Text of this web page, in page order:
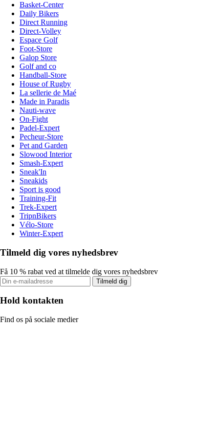
Basket-Center
Daily Bikers
Direct Running
Direct-Volley
Espace Golf
Foot-Store
Galop Store
Golf and co
Handball-Store
House of Rugby
La sellerie de Maé
Made in Paradis
Nauti-wave
On-Fight
Padel-Expert
Pecheur-Store
Pet and Garden
Slowood Interior
Smash-Expert
Sneak'In
Sneakids
Sport is good
Training-Fit
Trek-Expert
TripnBikers
Vélo-Store
Winter-Expert
Tilmeld dig vores nyhedsbrev
Få 10 % rabat ved at tilmelde dig vores nyhedsbrev
Tilmeld dig
Hold kontakten
Find os på sociale medier